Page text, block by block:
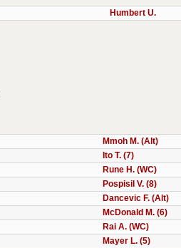
Humbert U.
Mmoh M. (Alt)
Ito T. (7)
Rune H. (WC)
Pospisil V. (8)
Dancevic F. (Alt)
McDonald M. (6)
Rai A. (WC)
Mayer L. (5)